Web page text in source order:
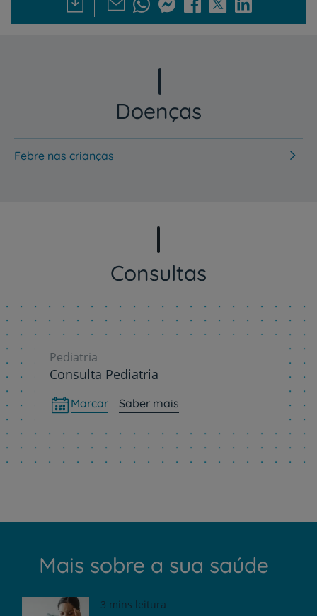
Doenças
Febre nas crianças
Consultas
Pediatria
Consulta Pediatria
Marcar Saber mais
Mais sobre a sua saúde
3 mins leitura